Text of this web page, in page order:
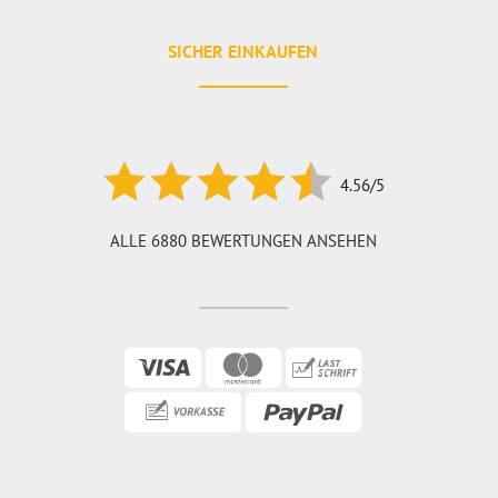
SICHER EINKAUFEN
4.56/5
ALLE 6880 BEWERTUNGEN ANSEHEN